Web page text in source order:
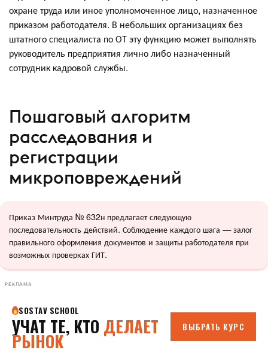
охране труда или иное уполномоченное лицо, назначенное
приказом работодателя. В небольших организациях без
штатного специалиста по ОТ эту функцию может выполнять
руководитель предприятия лично либо назначенный
сотрудник кадровой службы.
Пошаговый алгоритм
расследования и
регистрации
микроповреждений
Приказ Минтруда № 632н предлагает следующую
последовательность действий. Соблюдение каждого шага — залог
правильного оформления документов и защиты работодателя при
возможных проверках ГИТ.
РЕКЛАМА